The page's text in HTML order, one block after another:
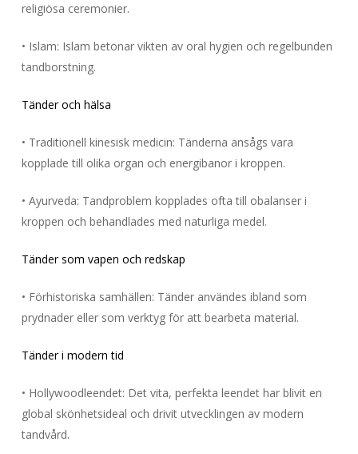
religiösa ceremonier.
• Islam: Islam betonar vikten av oral hygien och regelbunden
tandborstning.
Tänder och hälsa
• Traditionell kinesisk medicin: Tänderna ansågs vara
kopplade till olika organ och energibanor i kroppen.
• Ayurveda: Tandproblem kopplades ofta till obalanser i
kroppen och behandlades med naturliga medel.
Tänder som vapen och redskap
• Förhistoriska samhällen: Tänder användes ibland som
prydnader eller som verktyg för att bearbeta material.
Tänder i modern tid
• Hollywoodleendet: Det vita, perfekta leendet har blivit en
global skönhetsideal och drivit utvecklingen av modern
tandvård.